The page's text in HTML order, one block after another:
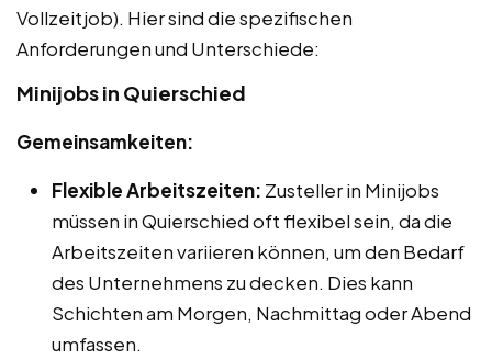
Vollzeitjob). Hier sind die spezifischen
Anforderungen und Unterschiede:
Minijobs in Quierschied
Gemeinsamkeiten:
Flexible Arbeitszeiten: Zusteller in Minijobs
müssen in Quierschied oft flexibel sein, da die
Arbeitszeiten variieren können, um den Bedarf
des Unternehmens zu decken. Dies kann
Schichten am Morgen, Nachmittag oder Abend
umfassen.